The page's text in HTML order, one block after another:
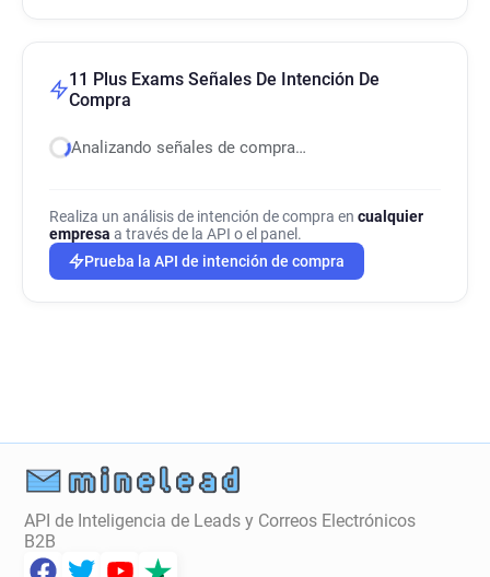
11 Plus Exams Señales De Intención De
Compra
Analizando señales de compra…
Realiza un análisis de intención de compra en cualquier
empresa a través de la API o el panel.
Prueba la API de intención de compra
API de Inteligencia de Leads y Correos Electrónicos
B2B